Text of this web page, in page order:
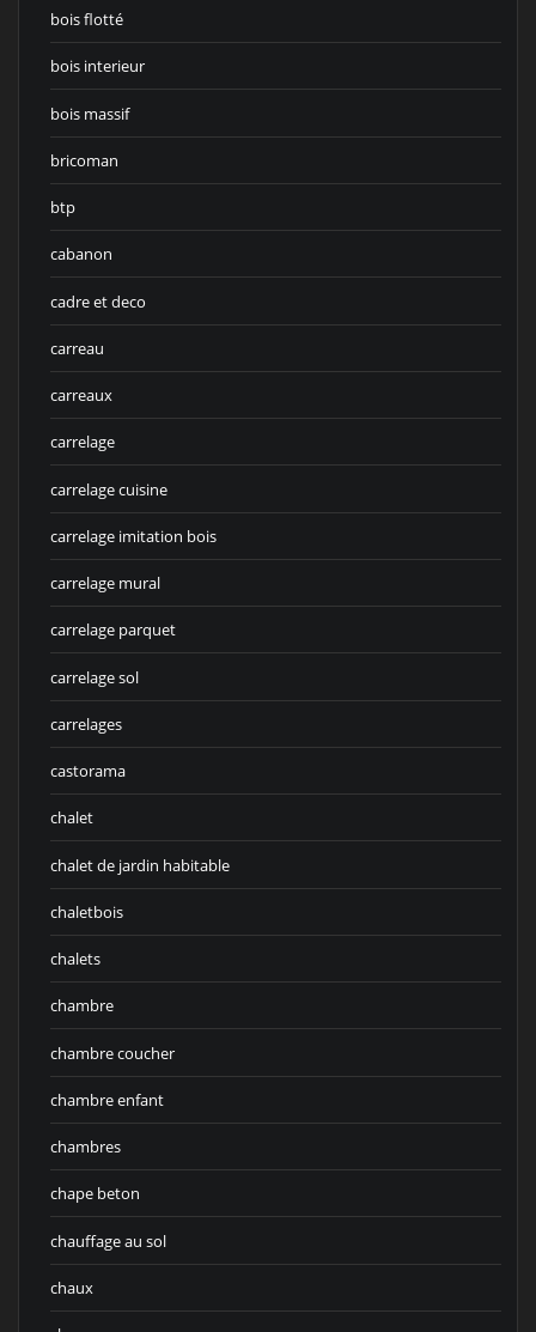
bois flotté
bois interieur
bois massif
bricoman
btp
cabanon
cadre et deco
carreau
carreaux
carrelage
carrelage cuisine
carrelage imitation bois
carrelage mural
carrelage parquet
carrelage sol
carrelages
castorama
chalet
chalet de jardin habitable
chaletbois
chalets
chambre
chambre coucher
chambre enfant
chambres
chape beton
chauffage au sol
chaux